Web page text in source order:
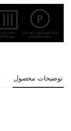
توضیحات محصول